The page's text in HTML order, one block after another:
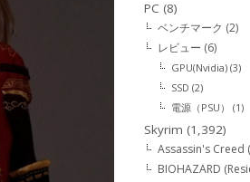
PC (8)
ベンチマーク (2)
レビュー (6)
GPU(Nvidia) (3)
SSD (2)
電源（PSU）
(1)
Skyrim (1,392)
Assassin's Creed
BIOHAZARD